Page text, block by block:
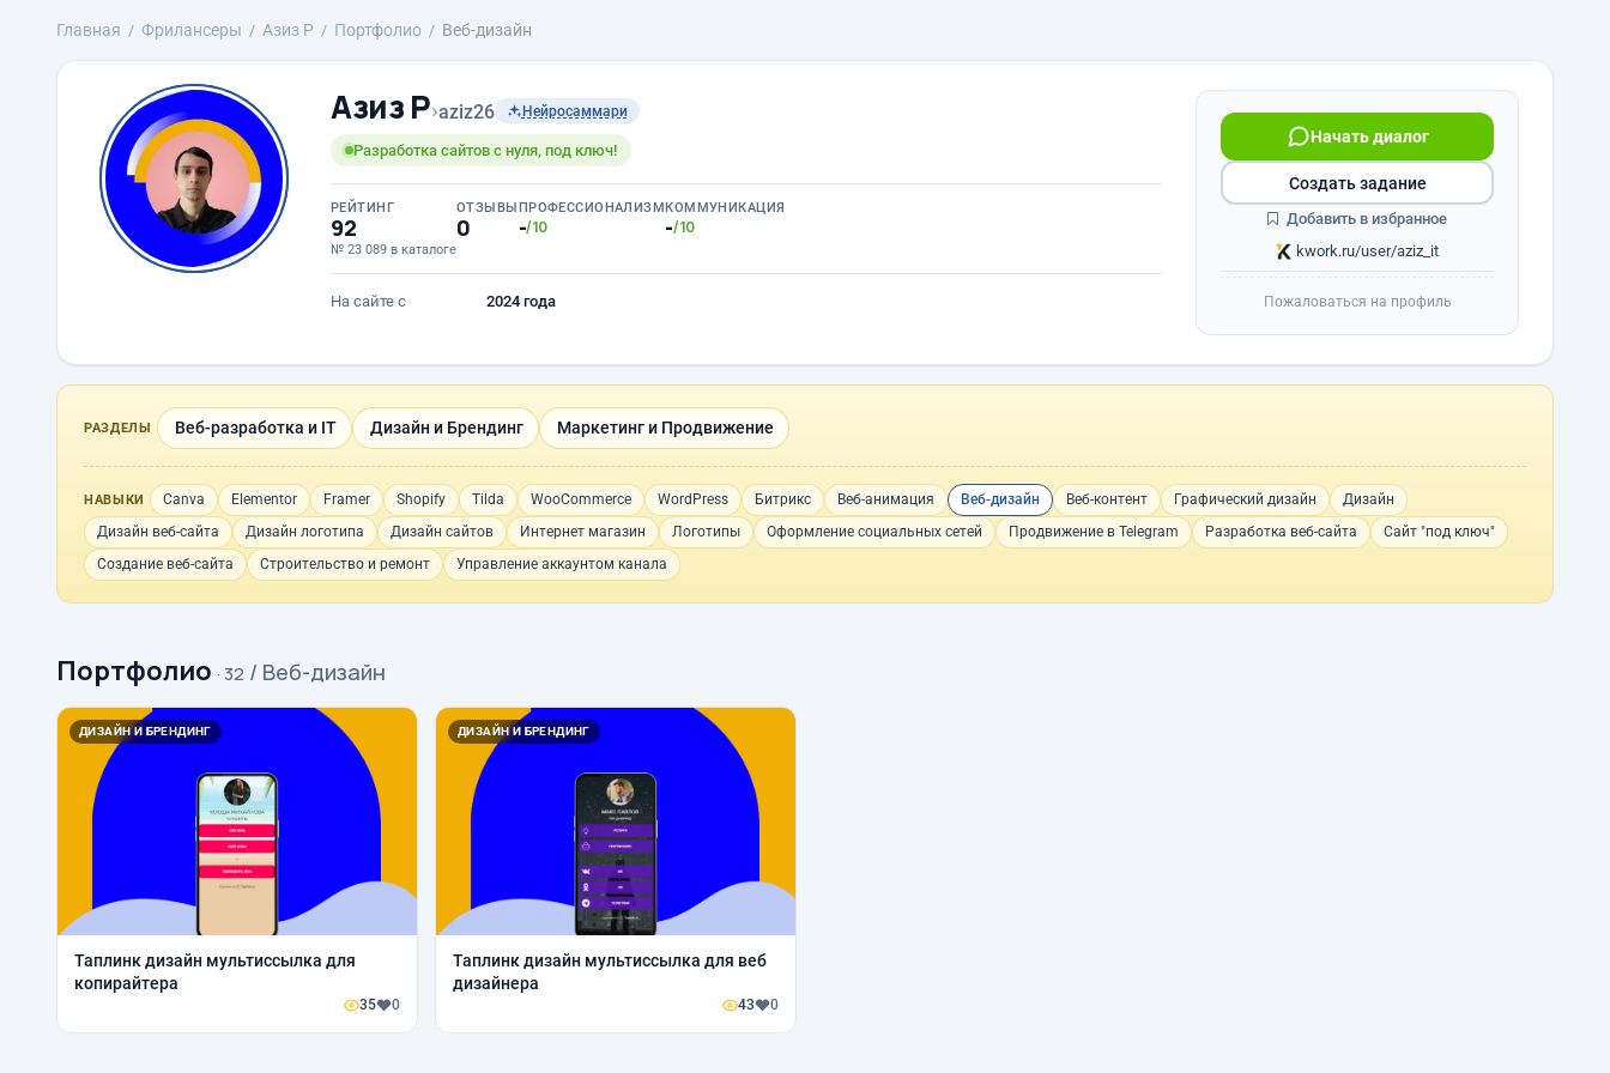
Главная Фрилансеры Азиз Р Портфолио Веб-дизайн
Азиз Р›aziz26 Нейросаммари
Разработка сайтов с нуля, под ключ!
РЕЙТИНГ
92
№ 23 089 в каталоге
ОТЗЫВЫ
0
ПРОФЕССИОНАЛИЗМ
-/10
КОММУНИКАЦИЯ
-/10
На сайте с 2024 года
Начать диалог
kwork.ru/user/aziz_it
Создать задание
Добавить в избранное
Пожаловаться на профиль
РАЗДЕЛЫ Веб-разработка и IT Дизайн и Брендинг Маркетинг и Продвижение
НАВЫКИ Canva Elementor Framer Shopify Tilda WooCommerce WordPress Битрикс Веб-анимация Веб-дизайн Веб-контент Графический дизайн
Дизайн
Дизайн веб-сайта
Дизайн логотипа Дизайн сайтов Интернет магазин Логотипы Оформление социальных сетей Продвижение в Telegram Разработка веб-сайта
Сайт "под ключ"
Создание веб-сайта
Строительство и ремонт Управление аккаунтом канала
Портфолио · 32 / Веб-дизайн
ДИЗАЙН И БРЕНДИНГ
Таплинк дизайн мультиссылка для
копирайтера
35 0
ДИЗАЙН И БРЕНДИНГ
Таплинк дизайн мультиссылка для веб
дизайнера
43 0